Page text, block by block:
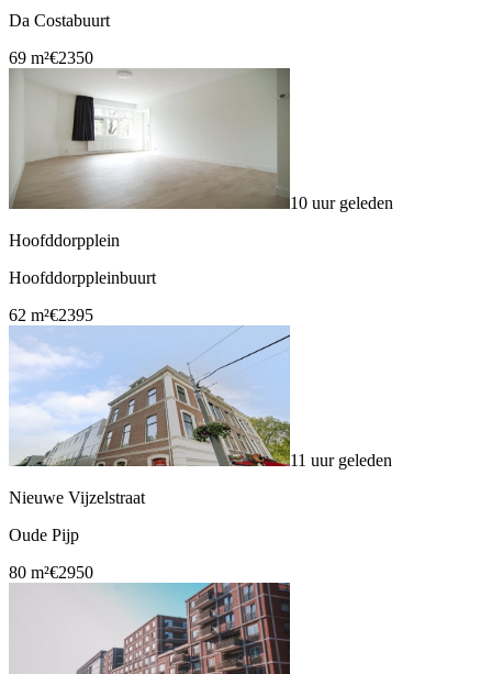
Da Costabuurt
69 m²€2350
10 uur geleden
Hoofddorpplein
Hoofddorppleinbuurt
62 m²€2395
11 uur geleden
Nieuwe Vijzelstraat
Oude Pijp
80 m²€2950